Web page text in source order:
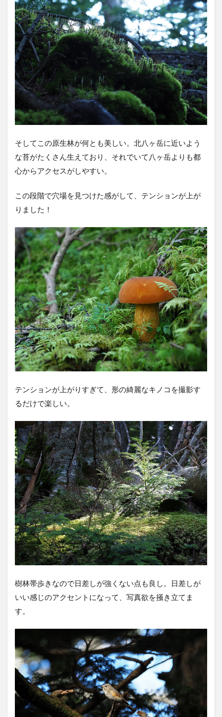
そしてこの原生林が何とも美しい。北八ヶ岳に近いよう
な苔がたくさん生えており、それでいて八ヶ岳よりも都
心からアクセスがしやすい。
この段階で穴場を見つけた感がして、テンションが上が
りました！
テンションが上がりすぎて、形の綺麗なキノコを撮影す
るだけで楽しい。
樹林帯歩きなので日差しが強くない点も良し。日差しが
いい感じのアクセントになって、写真欲を掻き立てま
す。